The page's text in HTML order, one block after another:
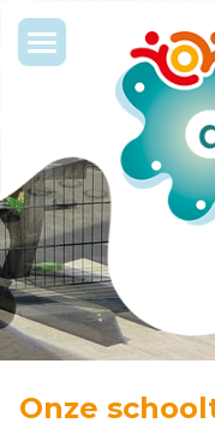
Toggle
navigation
Onze